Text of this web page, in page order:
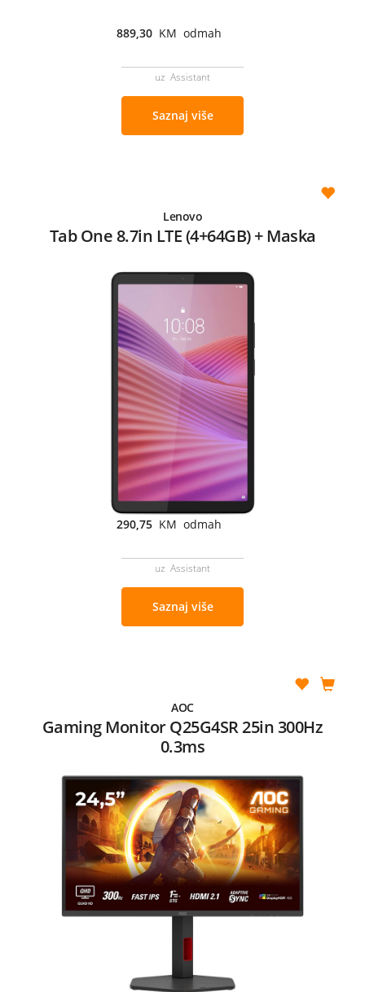
889,30 KM odmah
uz Assistant
Saznaj više
Lenovo
Tab One 8.7in LTE (4+64GB) + Maska
290,75 KM odmah
uz Assistant
Saznaj više
AOC
Gaming Monitor Q25G4SR 25in 300Hz
0.3ms